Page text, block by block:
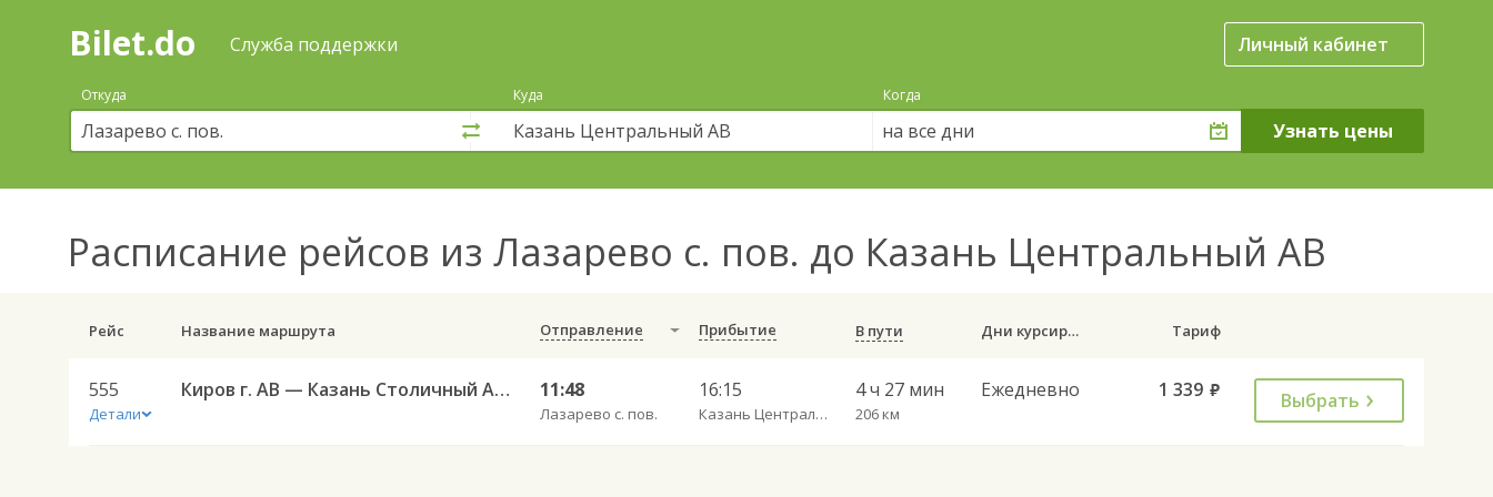
Поиск
покупка
билетов
автобус
онлайн
Bilet.do Служба поддержки Личный кабинет
Откуда Куда Когда
на все дни
Расписание рейсов из Лазарево с. пов. до Казань Центральный АВ
Рейс Название маршрута Отправление Прибытие В пути Дни курсирования Тариф
555
Детали
Киров г. АВ — Казань Столичный АВ 555 11:48
Лазарево с. пов.
16:15
Казань Центральный АВ
4 ч 27 мин
206 км
Ежедневно 1 339 руб. Выбрать